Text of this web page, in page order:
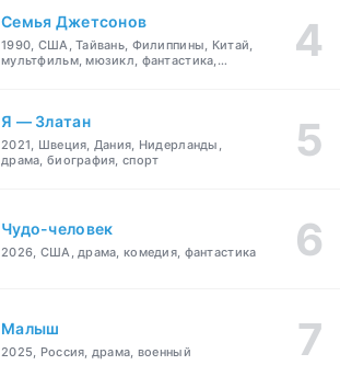
Семья Джетсонов
1990, США, Тайвань, Филиппины, Китай,
мультфильм, мюзикл, фантастика,
Я — Златан
2021, Швеция, Дания, Нидерланды,
драма, биография, спорт
Чудо-человек
2026, США, драма, комедия, фантастика
Малыш
2025, Россия, драма, военный